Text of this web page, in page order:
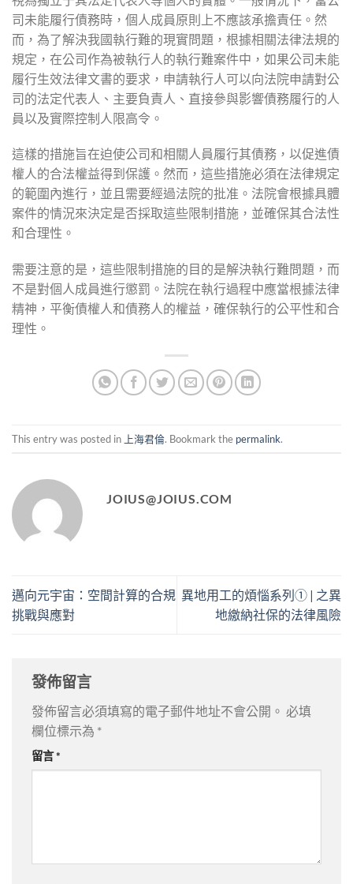
司未能履行債務時，個人成員原則上不應該承擔責任。然
而，為了解決我國執行難的現實問題，根據相關法律法規的
規定，在公司作為被執行人的執行難案件中，如果公司未能
履行生效法律文書的要求，申請執行人可以向法院申請對公
司的法定代表人、主要負責人、直接參與影響債務履行的人
員以及實際控制人限高令。
這樣的措施旨在迫使公司和相關人員履行其債務，以促進債
權人的合法權益得到保護。然而，這些措施必須在法律規定
的範圍內進行，並且需要經過法院的批准。法院會根據具體
案件的情況來決定是否採取這些限制措施，並確保其合法性
和合理性。
需要注意的是，這些限制措施的目的是解決執行難問題，而
不是對個人成員進行懲罰。法院在執行過程中應當根據法律
精神，平衡債權人和債務人的權益，確保執行的公平性和合
理性。
This entry was posted in 上海君倫. Bookmark the permalink.
JOIUS@JOIUS.COM
邁向元宇宙：空間計算的合規
挑戰與應對
異地用工的煩惱系列① | 之異
地繳納社保的法律風險
發佈留言
發佈留言必須填寫的電子郵件地址不會公開。 必填
欄位標示為 *
留言*